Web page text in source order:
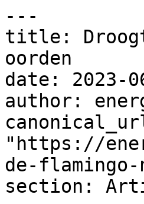
---
title:
oorden
date: 2023-
author:
"https://
de-
section: